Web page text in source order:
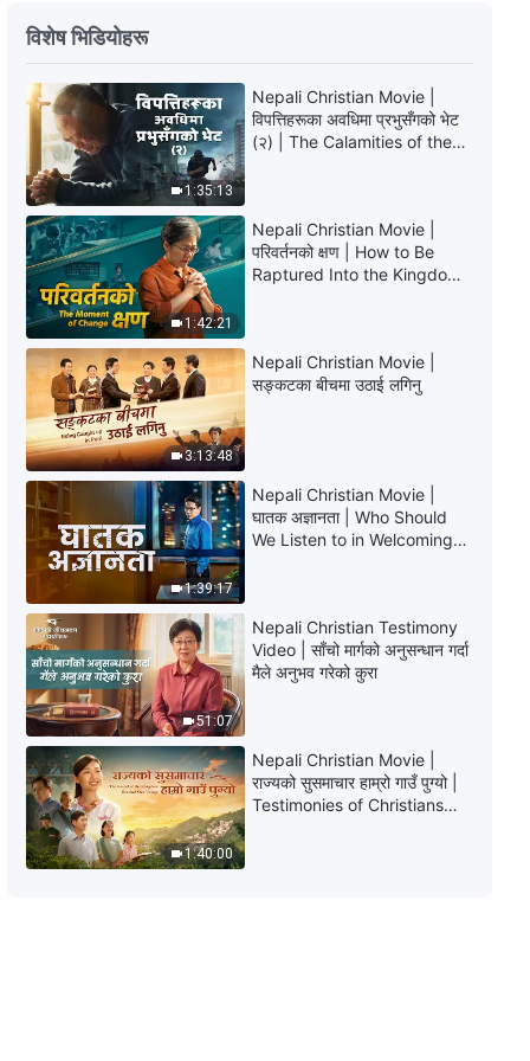
11:23
6:11
परमेश्‍वरका दैनिक वचनहरू: जीवनमा प्रवेश |
अंश ४०६
7:55
परमेश्‍वरका दैनिक वचनहरू: जीवनमा प्रवेश |
अंश ४०७
8:29
अंश ४०८
10:59
परमेश्‍वरका दैनिक वचनहरू: जीवनमा प्रवेश |
अंश ४०९
8:30
परमेश्‍वरका दैनिक वचनहरू: जीवनमा प्रवेश |
अंश ४१०
7:15
परमेश्‍वरका दैनिक वचनहरू: जीवनमा प्रवेश |
अंश ४११
विशेष भिडियोहरू
1:35:13
Nepali Christian Movie |
विपत्तिहरूका अवधिमा प्रभुसँगको भेट
(२) | The Calamities of the
1:42:21
Nepali Christian Movie |
परिवर्तनको क्षण | How to Be
Raptured Into the Kingdom
3:13:48
Nepali Christian Movie |
सङ्कटका बीचमा उठाई लगिनु
1:39:17
Nepali Christian Movie |
घातक अज्ञानता | Who Should
We Listen to in Welcoming
51:07
Nepali Christian Testimony
Video | साँचो मार्गको अनुसन्धान गर्दा
मैले अनुभव गरेको कुरा
1:40:00
Nepali Christian Movie |
राज्यको सुसमाचार हाम्रो गाउँ पुग्यो |
Testimonies of Christians